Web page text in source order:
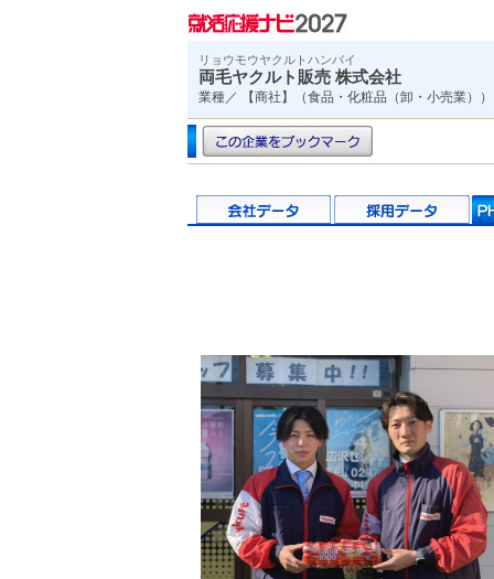
リョウモウヤクルトハンバイ
両毛ヤクルト販売 株式会社
業種／ 【商社】（食品・化粧品（卸・小売業））